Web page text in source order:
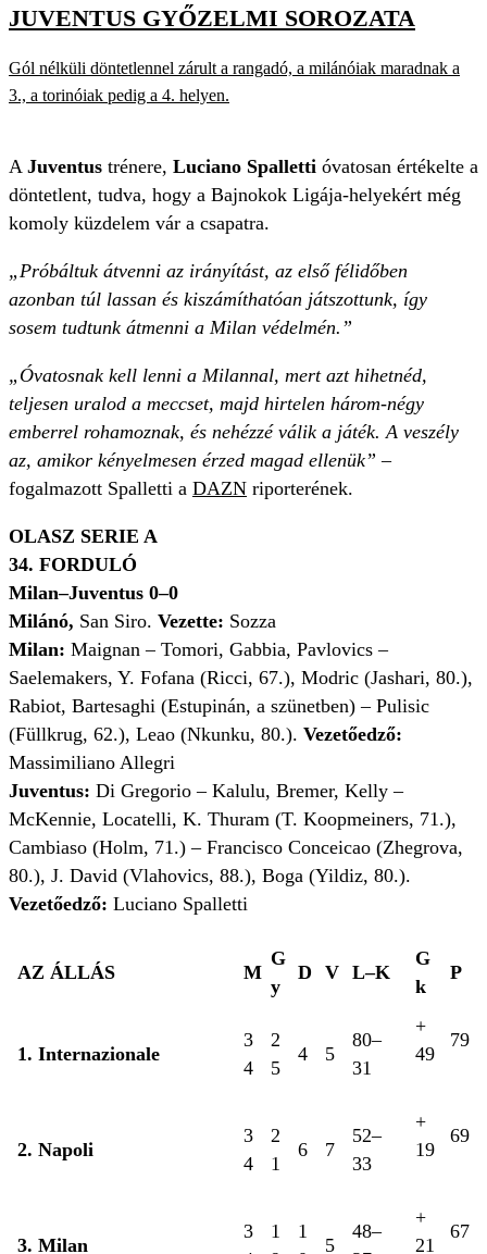
JUVENTUS GYŐZELMI SOROZATA
Gól nélküli döntetlennel zárult a rangadó, a milánóiak maradnak a
3., a torinóiak pedig a 4. helyen.
A Juventus trénere, Luciano Spalletti óvatosan értékelte a
döntetlent, tudva, hogy a Bajnokok Ligája-helyekért még
komoly küzdelem vár a csapatra.
„Próbáltuk átvenni az irányítást, az első félidőben
azonban túl lassan és kiszámíthatóan játszottunk, így
sosem tudtunk átmenni a Milan védelmén.”
„Óvatosnak kell lenni a Milannal, mert azt hihetnéd,
teljesen uralod a meccset, majd hirtelen három-négy
emberrel rohamoznak, és nehézzé válik a játék. A veszély
az, amikor kényelmesen érzed magad ellenük”–
fogalmazott Spalletti a DAZN riporterének.
OLASZ SERIE A
34. FORDULÓ
Milan–Juventus 0–0
Milánó, San Siro. Vezette: Sozza
Milan: Maignan – Tomori, Gabbia, Pavlovics –
Saelemakers, Y. Fofana (Ricci, 67.), Modric (Jashari, 80.),
Rabiot, Bartesaghi (Estupinán, a szünetben) – Pulisic
(Füllkrug, 62.), Leao (Nkunku, 80.). Vezetőedző:
Massimiliano Allegri
Juventus: Di Gregorio – Kalulu, Bremer, Kelly –
McKennie, Locatelli, K. Thuram (T. Koopmeiners, 71.),
Cambiaso (Holm, 71.) – Francisco Conceicao (Zhegrova,
80.), J. David (Vlahovics, 88.), Boga (Yildiz, 80.).
Vezetőedző: Luciano Spalletti
AZ ÁLLÁS M
G
y
D V L–K
G
k
P
1. Internazionale
3
4
2
5
4 5
80–
31
+
49
79
2. Napoli
3
4
2
1
6 7
52–
33
+
19
69
3. Milan
3
1
1
5
48–
+
21
67